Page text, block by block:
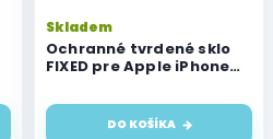
Ochranné tvrdené sklo
FIXED pre Apple iPhone
Skladem
DO KOŠÍKA